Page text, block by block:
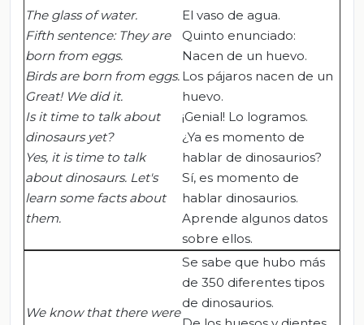
The glass of water.
Fifth sentence: They are
born from eggs.
Birds are born from eggs.
Great! We did it.
Is it time to talk about
dinosaurs yet?
Yes, it is time to talk
about dinosaurs. Let's
learn some facts about
them.
El vaso de agua.
Quinto enunciado:
Nacen de un huevo.
Los pájaros nacen de un
huevo.
¡Genial! Lo logramos.
¿Ya es momento de
hablar de dinosaurios?
Sí, es momento de
hablar dinosaurios.
Aprende algunos datos
sobre ellos.
We know that there were
Se sabe que hubo más
de 350 diferentes tipos
de dinosaurios.